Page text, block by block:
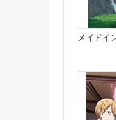
メイドイ